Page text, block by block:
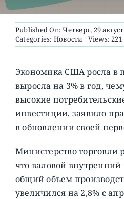
АКТУАЛЬНЫЕ
Published On: Четверг, 29
Categories: Новости Views: 221
Экономика США росла в
выросла на 3% в год,
высокие
инвестиции, заявило
в обновлении своей
Министерство торговли
что валовой
общий объем
увеличился на 2,8% с